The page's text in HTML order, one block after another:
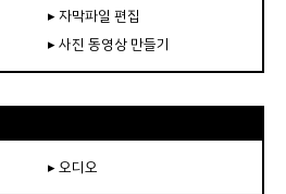
▸ 자막파일 편집
▸ 사진 동영상 만들기
▸ 오디오